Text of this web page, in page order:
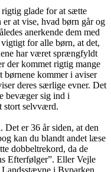
glade for at sætte
at vise, hvad børn går og
anerkende dem med
for alle børn, at det,
har været sprængfyldt
der kommet rigtig mange
børnene kommer i aviser
deres særlige evner. Det
bevæger sig ind i
stort selvværd.
Det er 36 år siden, at den
kan du blandt andet læse
dobbeltrekord, da de
Efterfølger”. Eller Vejle
i Byparken